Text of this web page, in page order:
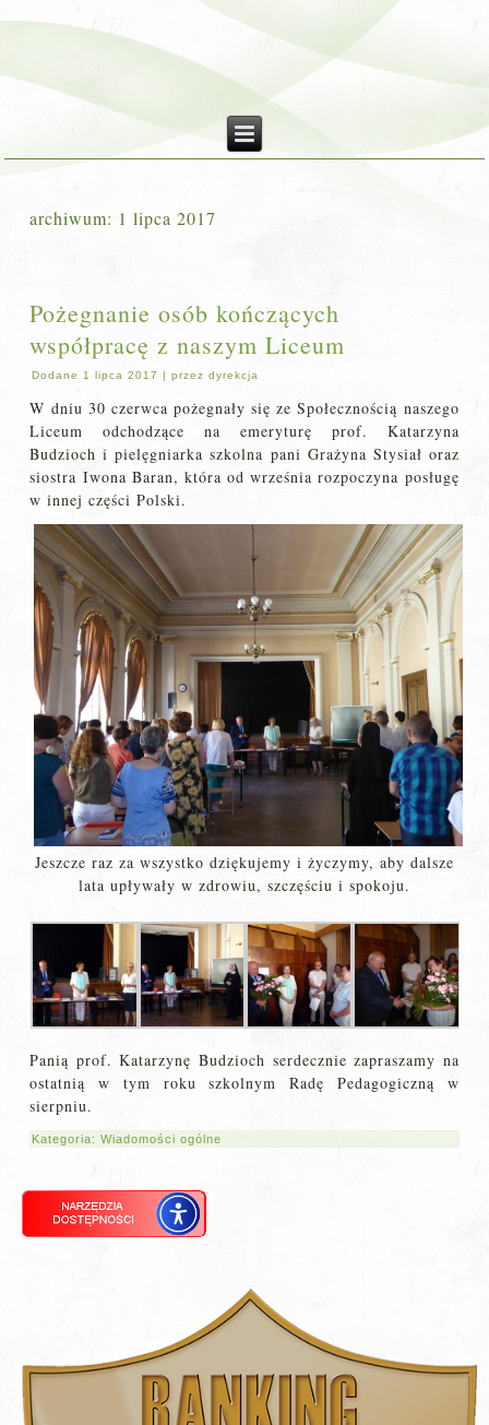
archiwum: 1 lipca 2017
Pożegnanie osób kończących
współpracę z naszym Liceum
Dodane 1 lipca 2017 |przez dyrekcja
W dniu 30 czerwca pożegnały się ze Społecznością naszego
Liceum odchodzące na emeryturę prof. Katarzyna
Budzioch i pielęgniarka szkolna pani Grażyna Stysiał oraz
siostra Iwona Baran, która od września rozpoczyna posługę
w innej części Polski.
Jeszcze raz za wszystko dziękujemy i życzymy, aby dalsze
lata upływały w zdrowiu, szczęściu i spokoju.
Panią prof. Katarzynę Budzioch serdecznie zapraszamy na
ostatnią w tym roku szkolnym Radę Pedagogiczną w
sierpniu.
Kategoria:Wiadomości ogólne